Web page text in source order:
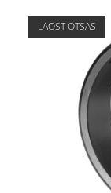
LAOST OTSAS